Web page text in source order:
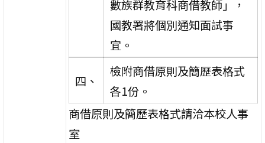
數族群教育科商借教師」，
國教署將個別通知面試事
宜。
四、
檢附商借原則及簡歷表格式
各1份。
商借原則及簡歷表格式請洽本校人事
室